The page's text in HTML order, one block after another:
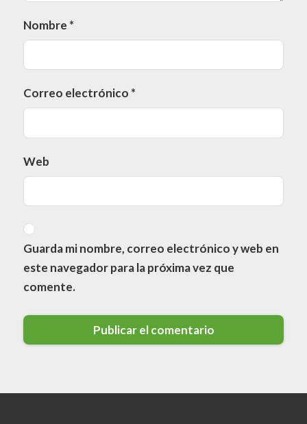
Nombre *
Correo electrónico *
Web
Guarda mi nombre, correo electrónico y web en
este navegador para la próxima vez que
comente.